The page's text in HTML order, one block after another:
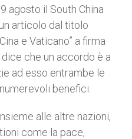
agosto il South China
articolo dal titolo
e Vaticano” a firma
che un accordo è a
ad esso entrambe le
benefici.
alle altre nazioni,
come la pace,